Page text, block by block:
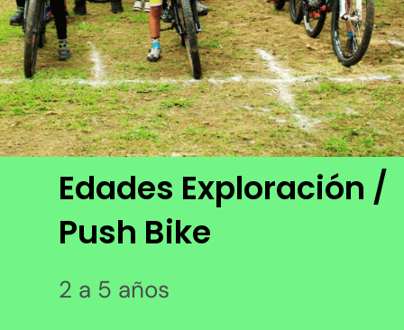
Edades Exploración /
Push Bike
2 a 5 años